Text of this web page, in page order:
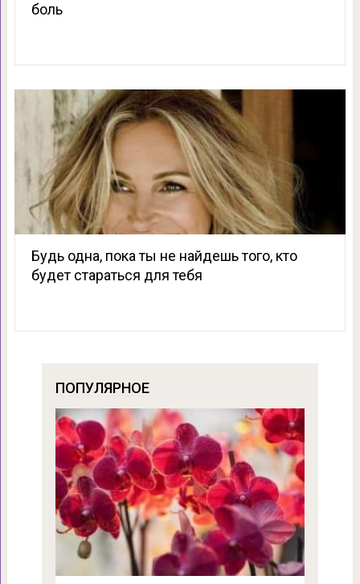
боль
Будь одна, пока ты не найдешь того, кто
будет стараться для тебя
ПОПУЛЯРНОЕ